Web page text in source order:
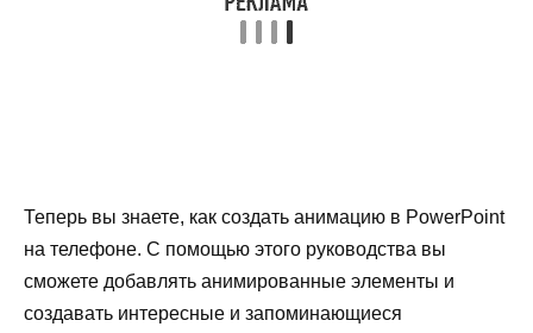
Теперь вы знаете, как создать анимацию в PowerPoint
на телефоне. С помощью этого руководства вы
сможете добавлять анимированные элементы и
создавать интересные и запоминающиеся